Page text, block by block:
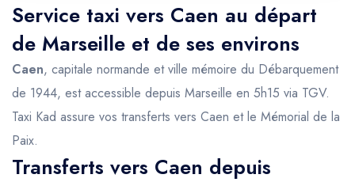
Service taxi vers Caen au départ
de Marseille et de ses environs
Caen, capitale normande et ville mémoire du Débarquement
de 1944, est accessible depuis Marseille en 5h15 via TGV.
Taxi Kad assure vos transferts vers Caen et le Mémorial de la
Paix.
Transferts vers Caen depuis